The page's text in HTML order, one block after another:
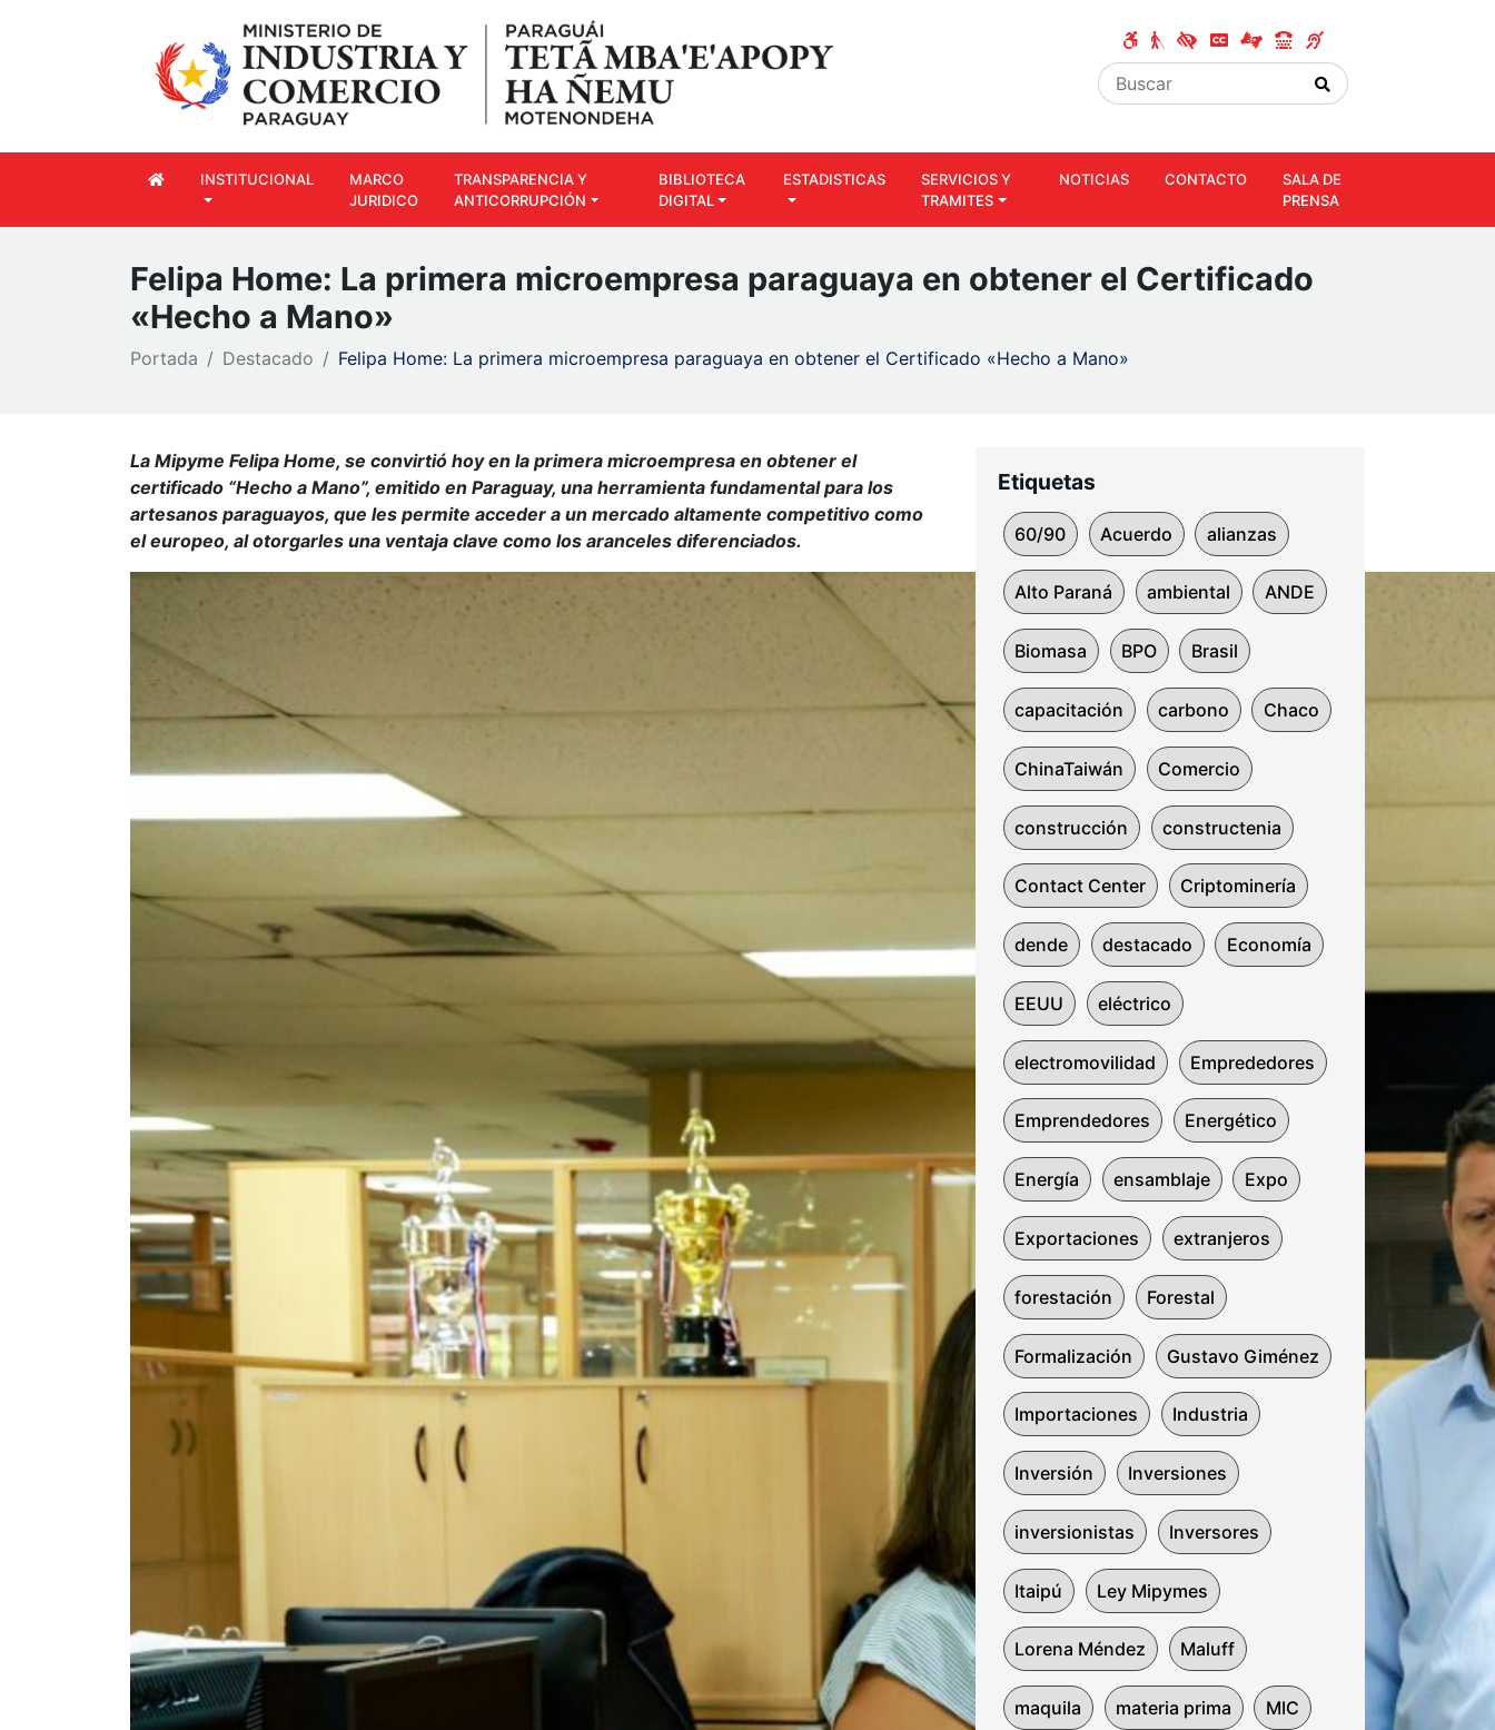
INSTITUCIONAL
MARCO
JURIDICO
TRANSPARENCIA Y
ANTICORRUPCIÓN
BIBLIOTECA
DIGITAL
ESTADISTICAS
SERVICIOS Y
TRAMITES
NOTICIAS CONTACTO
SALA DE
PRENSA
Felipa Home: La primera microempresa paraguaya en obtener el Certificado
«Hecho a Mano»
Portada Destacado Felipa Home: La primera microempresa paraguaya en obtener el Certificado «Hecho a Mano»
La Mipyme Felipa Home, se convirtió hoy en la primera microempresa en obtener el
certificado “Hecho a Mano”, emitido en Paraguay, una herramienta fundamental para los
artesanos paraguayos, que les permite acceder a un mercado altamente competitivo como
el europeo, al otorgarles una ventaja clave como los aranceles diferenciados.
Etiquetas
60/90 Acuerdo alianzas
Alto Paraná ambiental ANDE
Biomasa BPO Brasil
capacitación carbono Chaco
ChinaTaiwán Comercio
construcción constructenia
Contact Center Criptominería
dende destacado Economía
EEUU eléctrico
electromovilidad Emprededores
Emprendedores Energético
Energía ensamblaje Expo
Exportaciones extranjeros
forestación Forestal
Formalización Gustavo Giménez
Importaciones Industria
Inversión Inversiones
inversionistas Inversores
Itaipú Ley Mipymes
Lorena Méndez Maluff
maquila materia prima MIC